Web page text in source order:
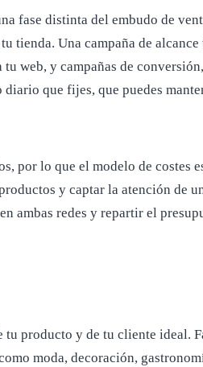
distinta del embudo de
tienda. Una campaña de
web, y campañas de
que fijes, que puedes
por lo que el modelo de costes
y captar la atención de
ambas redes y repartir el
producto y de tu cliente ideal.
moda, decoración,